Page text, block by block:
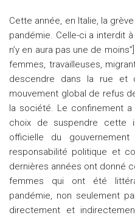
Cette année, en Italie, la
pandémie. Celle-ci a interdit à
n’y en aura pas une de
femmes, travailleuses,
descendre dans la rue et
mouvement global de refus
la société. Le confinement
choix de suspendre cette
officielle du
responsabilité politique et
dernières années ont donné
femmes qui ont été
pandémie, non seulement
directement et